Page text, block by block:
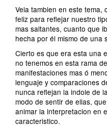
Veia tambien en este tema,
feliz para reflejar nuestro
mas saltantes, cuanto que
hecha por él mismo de una
Cierto es que era esta una
no tenemos en esta rama
manifestaciones mas ó
lenguaje y comparaciones
nunca reflejan la indole de
modo de sentir de ellas,
animar la interpretacion en
caracteristico.